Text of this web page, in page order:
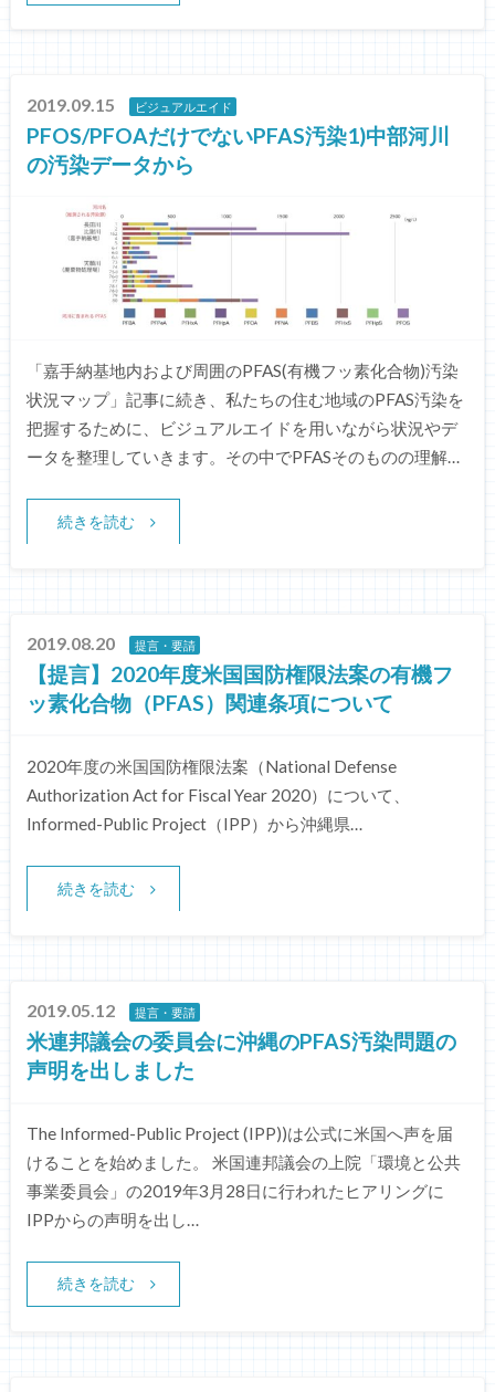
2019.09.15 ビジュアルエイド
PFOS/PFOAだけでないPFAS汚染1)中部河川
の汚染データから
「嘉手納基地内および周囲のPFAS(有機フッ素化合物)汚染
状況マップ」記事に続き、私たちの住む地域のPFAS汚染を
把握するために、ビジュアルエイドを用いながら状況やデ
ータを整理していきます。その中でPFASそのものの理解…
続きを読む
2019.08.20 提言・要請
【提言】2020年度米国国防権限法案の有機フ
ッ素化合物（PFAS）関連条項について
2020年度の米国国防権限法案（National Defense
Authorization Act for Fiscal Year 2020）について、
Informed-Public Project（IPP）から沖縄県…
続きを読む
2019.05.12 提言・要請
米連邦議会の委員会に沖縄のPFAS汚染問題の
声明を出しました
The Informed-Public Project (IPP))は公式に米国へ声を届
けることを始めました。 米国連邦議会の上院「環境と公共
事業委員会」の2019年3月28日に行われたヒアリングに
IPPからの声明を出し…
続きを読む